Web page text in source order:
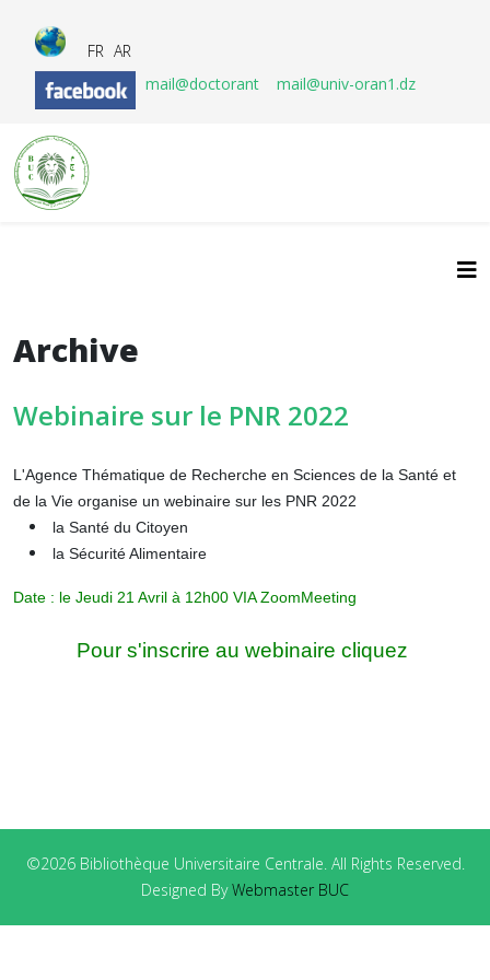
FR AR
mail@doctorant
mail@univ-oran1.dz
Archive
Webinaire sur le PNR 2022
L'Agence Thématique de Recherche en Sciences de la Santé et
de la Vie organise un webinaire sur les PNR 2022
la Santé du Citoyen
la Sécurité Alimentaire
Date : le Jeudi 21 Avril à 12h00 VIA ZoomMeeting
Pour s'inscrire au webinaire cliquez
©2026 Bibliothèque Universitaire Centrale. All Rights Reserved.
Designed ByWebmaster BUC